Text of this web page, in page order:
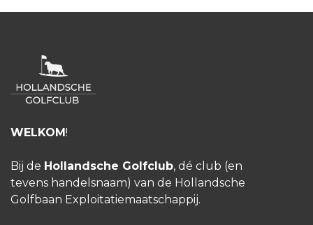
WELKOM!
Bij de Hollandsche Golfclub, dé club (en
tevens handelsnaam) van de Hollandsche
Golfbaan Exploitatiemaatschappij.